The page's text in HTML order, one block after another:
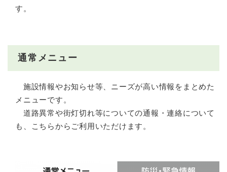
す。
通常メニュー
施設情報やお知らせ等、ニーズが高い情報をまとめた
メニューです。
道路異常や街灯切れ等についての通報・連絡について
も、こちらからご利用いただけます。